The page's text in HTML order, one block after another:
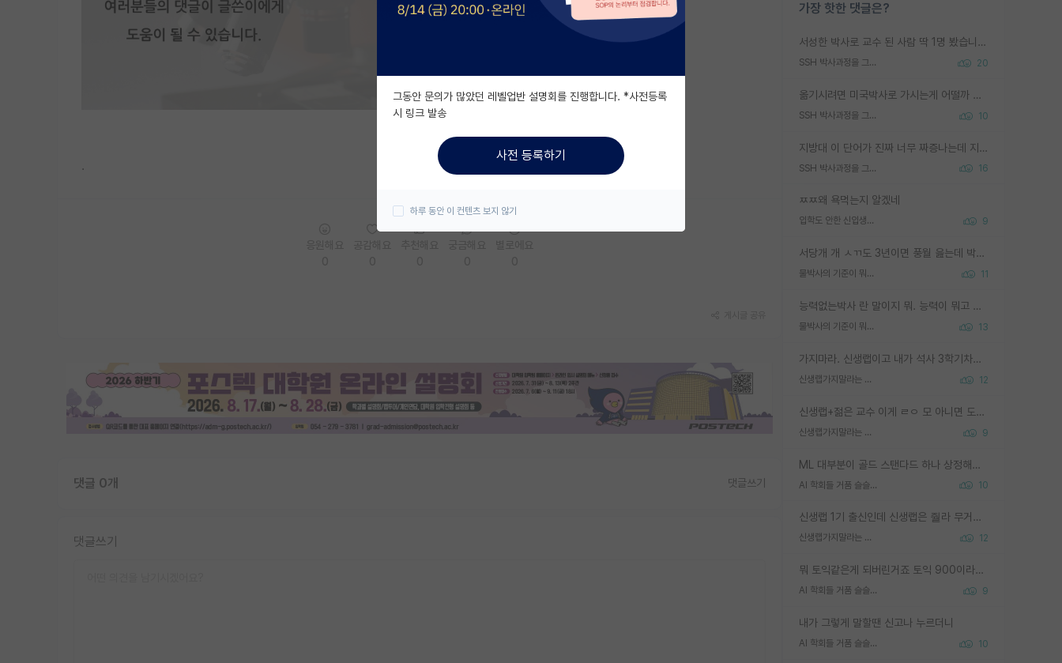
가장 핫한 댓글은?
서성한 박사로 교수 된 사람 딱 1명 봤습니다. 근데 지방대 박사로 교수된 거는 기적이 일어나야되요. 서성한 학부부터여도 빡센게 교수임용일텐데 지방대박사로 무슨 교수가 되나요...... 중소기업/중견기업 팀장급/연구소장급이나 될거 같네요.
SSH 박사과정을 그만두고 지방대 박사로 옮기면 교수의 꿈은 끝일까요? 20
옮기시려면 미국박사로 가시는게 어떨까 싶네요. 교수가 꿈이면 미국박사 하고 미국교수 까지 같이 노리시는게 기회가 많지 않을까요?
SSH 박사과정을 그만두고 지방대 박사로 옮기면 교수의 꿈은 끝일까요? 10
지방대 이 단어가 진짜 너무 짜증나는데 지방대면 다 그냥 쓰레기인가요? 무슨 말 같지도 않은 댓글들이 있는건지??? 지방에도 충분히 좋은 대학 많고 충분히 잘하는 교수님들 많습니다 포항공대 4개 IST 대표 지거국들 여기 모두 다 지방에 있고 여기 출신들 중에 교수하는 분들 적지 않습니다 지거국 출신이 무슨 교수를 하냐?라고 생각할 사람들 많은데 상위 대표 지거국에 아웃라이어들 많습니다 결국 개인의 연구역량과 실적이 중요합니다 이 역량을 펼치는데 있어서 지도교수와의 합도 중요합니다. 그리고 경력이 필요하면 해외포닥까지 다녀오세요
SSH 박사과정을 그만두고 지방대 박사로 옮기면 교수의 꿈은 끝일까요? 16
ㅉㅉ왜 욕먹는지 알겠네
입학도 안한 신입생이 원래 관심을 받나요 9
서당개 개 ㅅㄲ도 3년이면 풍월 읊는데 박사 5년 이상 대리고 있으면서 물된건 교수 탓 맞는ㄱ게 거기가 서당이 아니란 소리임
물박사의 기준이 뭐임? 11
능력없는박사 란 말이지 뭐. 능력이 뭐고 능력이 있다는게 뭔지는 사람마다 기준이 다르니까 얘기해봐야 서로 자기 기준만 얘기해서 논쟁이 끝이 안나고. 주위에서 능력있고 야심있는 신입생이 교수가 유의미한 피드백을 아예 안주면서 제대로된 과제에 참여해볼 기회도 제공하지 않고 잡일 뺑뺑이만 돌려서 맨날 단순작업만 하면서 밤새다가 눈빛이 점점 죽어가는걸 본 사람은 물박사는 교수탓이라고 하고, 교수는 이것저것 알려도 주고 기회도 주고 사수 동기 붙여주면서 어떻게든 끌고가려고 하는데 본인이 매일 뺀질거리면서 출근 하는둥마는둥 하다가 기껏 와서도 폰이나 쳐다보다가 실험 망치고 저녁약속있어서 먼저 가볼게요~ 하는걸 본 사람은 물박사는 본인탓이라고 함.
물박사의 기준이 뭐임? 13
가지마라. 신생랩이고 내가 석사 3학기차인데 최고참인데 나도 아무것도 모르는데 교수가 후배들 왜 논문 교육 안시키냐. 논문 왜 안 써오냐 닦달한다
신생랩가지말라는 이유가 있었구나 12
신생랩+젊은 교수 이게 ㄹㅇ 모 아니면 도인듯.
신생랩가지말라는 이유가 있었구나 9
ML 대부분이 골드 스탠다드 하나 상정해놓고 (벤치마크 데이터셋이 여러 개면 여러 개 상정) 그거 얼마나 잘 맞추나 싸움임 가끔 번뜩이는 설계 철학을 보여주는 논문들도 있지만 대부분 그거 성적 얼마나 더 올리느라에 혈안이 되어 있는 측면이 잇음
AI 학회들 거품 슬슬 지적이 나오네요 10
신생랩 1기 출신인데 신생랩은 줠라 무거운 바벨 같은거임. 들면 대박인데 못들면 깔려 죽음. 아무도 알려주지 않는 환경에서 자생해야하지만, 일단 살아남았다면 그 어떤 사람보다 악착같고 생존력 높은 사람으로 거듭날 수 있음
신생랩가지말라는 이유가 있었구나 12
뭐 토익같은게 되버린거죠 토익 900이라고 영어잘하는건 아닙니다만 잘하는사람은 다 900을 넘는 그런
AI 학회들 거품 슬슬 지적이 나오네요 9
내가 그렇게 말할땐 신고나 누르더니
AI 학회들 거품 슬슬 지적이 나오네요 10
.
댓글 0개 댓글쓰기
댓글쓰기
그동안 문의가 많았던 레벨업반 설명회를 진행합니다. *사전등록
시 링크 발송
사전 등록하기
하루 동안 이 컨텐츠 보지 않기